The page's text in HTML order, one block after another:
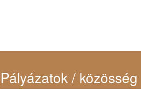
Pályázatok / közösség